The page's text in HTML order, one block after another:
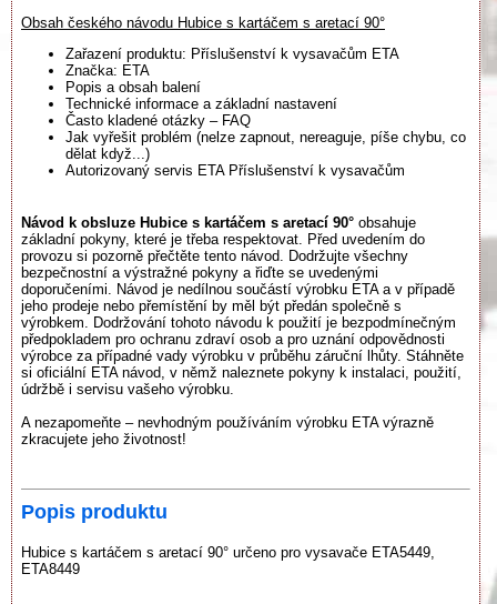
Obsah českého návodu Hubice s kartáčem s aretací 90°
Zařazení produktu: Příslušenství k vysavačům ETA
Značka: ETA
Popis a obsah balení
Technické informace a základní nastavení
Často kladené otázky – FAQ
Jak vyřešit problém (nelze zapnout, nereaguje, píše chybu, co
dělat když...)
Autorizovaný servis ETA Příslušenství k vysavačům
Návod k obsluze Hubice s kartáčem s aretací 90° obsahuje
základní pokyny, které je třeba respektovat. Před uvedením do
provozu si pozorně přečtěte tento návod. Dodržujte všechny
bezpečnostní a výstražné pokyny a řiďte se uvedenými
doporučeními. Návod je nedílnou součástí výrobku ETA a v případě
jeho prodeje nebo přemístění by měl být předán společně s
výrobkem. Dodržování tohoto návodu k použití je bezpodmínečným
předpokladem pro ochranu zdraví osob a pro uznání odpovědnosti
výrobce za případné vady výrobku v průběhu záruční lhůty. Stáhněte
si oficiální ETA návod, v němž naleznete pokyny k instalaci, použití,
údržbě i servisu vašeho výrobku.
A nezapomeňte – nevhodným používáním výrobku ETA výrazně
zkracujete jeho životnost!
Popis produktu
Hubice s kartáčem s aretací 90° určeno pro vysavače ETA5449,
ETA8449